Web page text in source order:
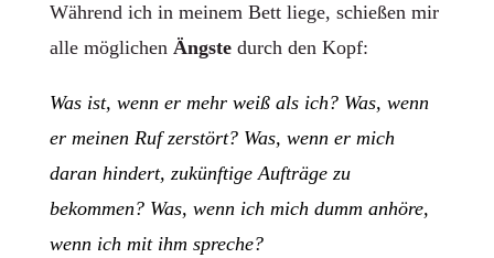
Während ich in meinem Bett liege, schießen mir
alle möglichen Ängstedurch den Kopf:
Was ist, wenn er mehr weiß als ich? Was, wenn
er meinen Ruf zerstört? Was, wenn er mich
daran hindert, zukünftige Aufträge zu
bekommen? Was, wenn ich mich dumm anhöre,
wenn ich mit ihm spreche?